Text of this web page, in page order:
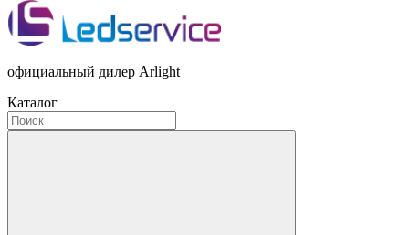
официальный дилер Arlight
Каталог